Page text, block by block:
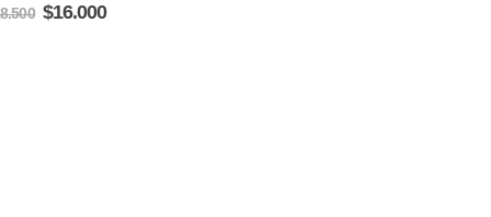
El
precio
$16.000El